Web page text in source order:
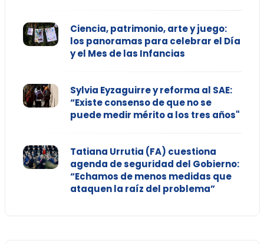
Ciencia, patrimonio, arte y juego:
los panoramas para celebrar el Día
y el Mes de las Infancias
Sylvia Eyzaguirre y reforma al SAE:
“Existe consenso de que no se
puede medir mérito a los tres años"
Tatiana Urrutia (FA) cuestiona
agenda de seguridad del Gobierno:
“Echamos de menos medidas que
ataquen la raíz del problema”